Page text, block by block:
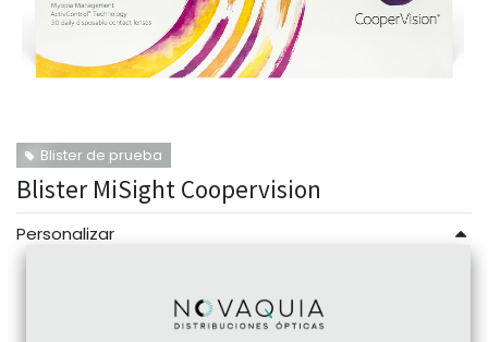
Blister de prueba
Blister MiSight Coopervision
Personalizar